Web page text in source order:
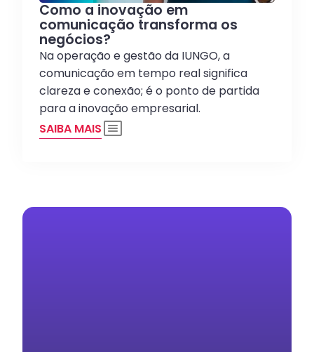
Como a inovação em
comunicação transforma os
negócios?
Na operação e gestão da IUNGO, a
comunicação em tempo real significa
clareza e conexão; é o ponto de partida
para a inovação empresarial.
SAIBA MAIS